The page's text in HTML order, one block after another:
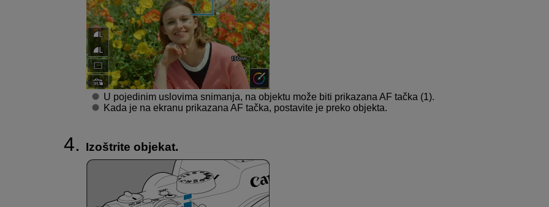
U pojedinim uslovima snimanja, na objektu može biti prikazana AF tačka (1).
Kada je na ekranu prikazana AF tačka, postavite je preko objekta.
Izoštrite objekat.